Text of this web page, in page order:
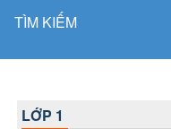
TÌM KIẾM
LỚP 1